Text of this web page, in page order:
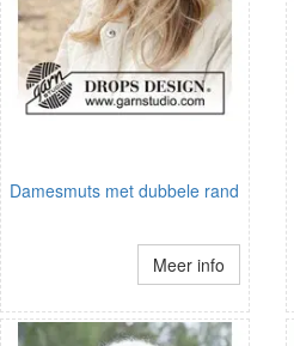
Damesmuts met dubbele rand
Meer info